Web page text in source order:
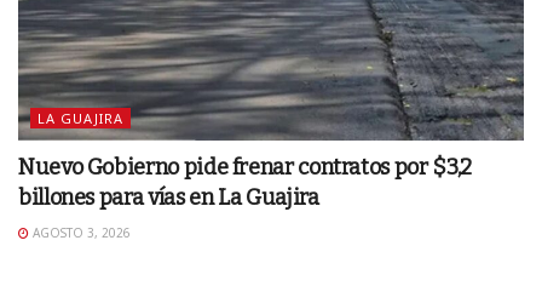
LA GUAJIRA
Nuevo Gobierno pide frenar contratos por $3,2
billones para vías en La Guajira
AGOSTO 3, 2026